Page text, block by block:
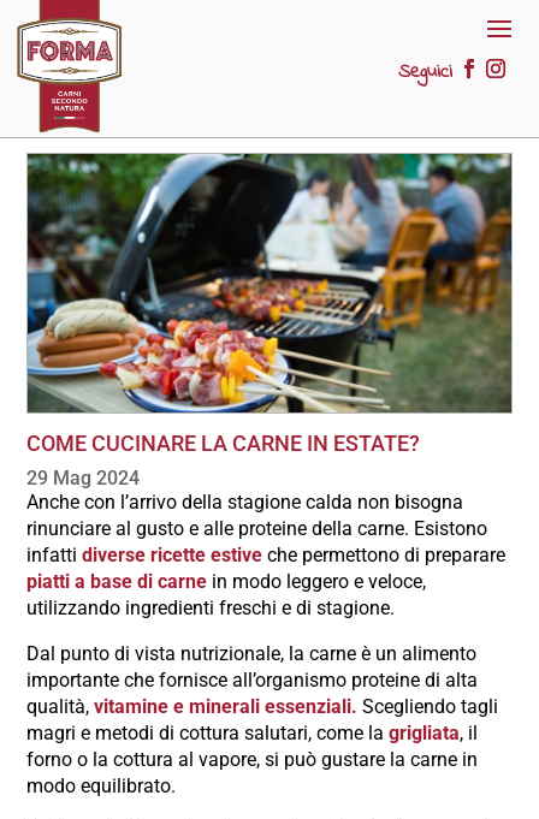
Seguici
COME CUCINARE LA CARNE IN ESTATE?
29 Mag 2024
Anche con l’arrivo della stagione calda non bisogna
rinunciare al gusto e alle proteine della carne. Esistono
infattidiverse ricette estive che permettono di preparare
piatti a base di carne in modo leggero e veloce,
utilizzando ingredienti freschi e di stagione.
Dal punto di vista nutrizionale, la carne è un alimento
importante che fornisce all’organismo proteine di alta
qualità,vitamine e minerali essenziali. Scegliendo tagli
magri e metodi di cottura salutari, come lagrigliata, il
forno o la cottura al vapore, si può gustare la carne in
modo equilibrato.